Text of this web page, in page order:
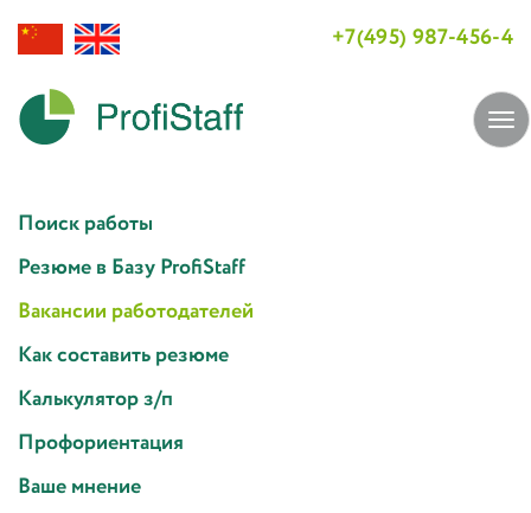
+7(495) 987-456-4
Поиск работы
Резюме в Базу ProfiStaff
Вакансии работодателей
Как составить резюме
Калькулятор з/п
Профориентация
Ваше мнение